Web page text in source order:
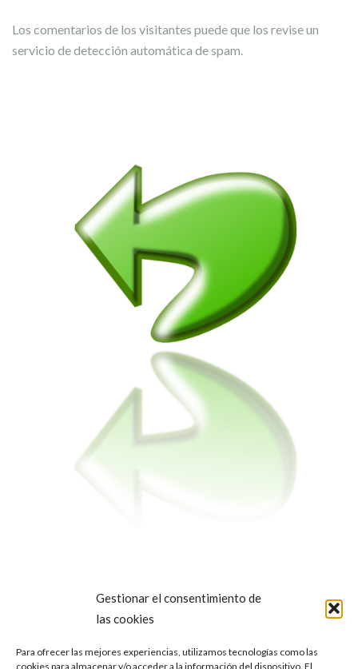
Gestionar el consentimiento de
las cookies
Para ofrecer las mejores experiencias, utilizamos tecnologías como las
cookies para almacenar y/o acceder a la información del dispositivo. El
Los comentarios de los visitantes puede que los revise un
servicio de detección automática de spam.